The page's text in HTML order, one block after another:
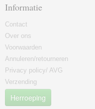
Informatie
Contact
Over ons
Voorwaarden
Annuleren/retourneren
Privacy policy/ AVG
Verzending
Herroeping